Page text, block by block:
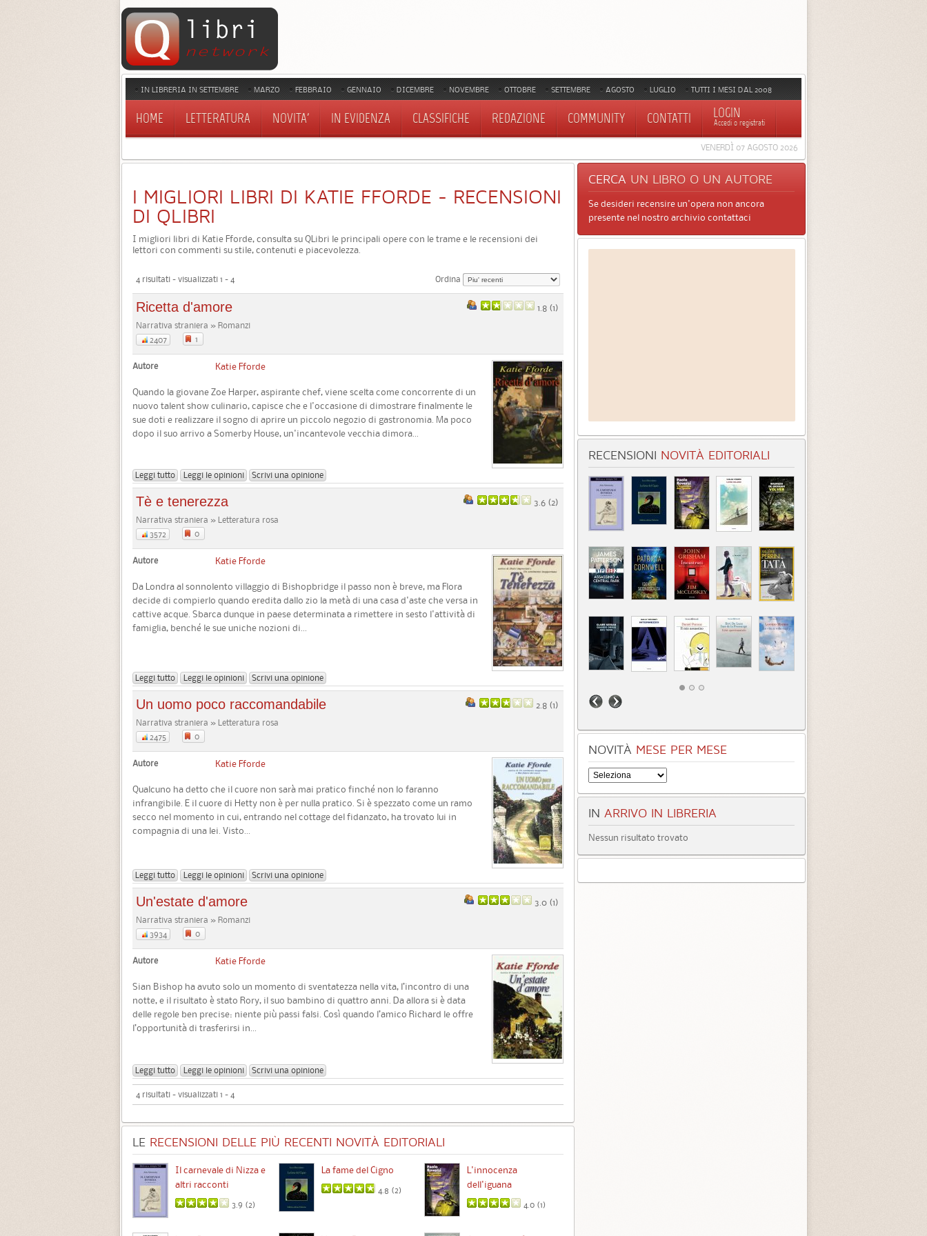
IN LIBRERIA IN SETTEMBRE MARZO FEBBRAIO GENNAIO DICEMBRE NOVEMBRE OTTOBRE SETTEMBRE AGOSTO LUGLIO TUTTI I MESI DAL 2008
HOME LETTERATURA NOVITA' IN EVIDENZA CLASSIFICHE REDAZIONE COMMUNITY CONTATTI LOGIN
Accedi o registrati
VENERDÌ 07 AGOSTO 2026
I MIGLIORI LIBRI DI KATIE FFORDE - RECENSIONI
DI QLIBRI
I migliori libri di Katie Fforde, consulta su QLibri le principali opere con le trame e le recensioni dei
lettori con commenti su stile, contenuti e piacevolezza.
4 risultati - visualizzati 1 - 4 Ordina
1.8 (1)
Ricetta d'amore
Narrativa straniera » Romanzi
2407
1
Autore Katie Fforde
Quando la giovane Zoe Harper, aspirante chef, viene scelta come concorrente di un
nuovo talent show culinario, capisce che e l'occasione di dimostrare finalmente le
sue doti e realizzare il sogno di aprire un piccolo negozio di gastronomia. Ma poco
dopo il suo arrivo a Somerby House, un'incantevole vecchia dimora...
Leggi tutto Leggi le opinioni Scrivi una opinione
3.6 (2)
Tè e tenerezza
Narrativa straniera » Letteratura rosa
3572
0
Autore Katie Fforde
Da Londra al sonnolento villaggio di Bishopbridge il passo non è breve, ma Flora
decide di compierlo quando eredita dallo zio la metà di una casa d'aste che versa in
cattive acque. Sbarca dunque in paese determinata a rimettere in sesto l'attività di
famiglia, benché le sue uniche nozioni di...
Leggi tutto Leggi le opinioni Scrivi una opinione
2.8 (1)
Un uomo poco raccomandabile
Narrativa straniera » Letteratura rosa
2475
0
Autore Katie Fforde
Qualcuno ha detto che il cuore non sarà mai pratico finché non lo faranno
infrangibile. E il cuore di Hetty non è per nulla pratico. Si è spezzato come un ramo
secco nel momento in cui, entrando nel cottage del fidanzato, ha trovato lui in
compagnia di una lei. Visto...
Leggi tutto Leggi le opinioni Scrivi una opinione
3.0 (1)
Un'estate d'amore
Narrativa straniera » Romanzi
3934
0
Autore Katie Fforde
Sian Bishop ha avuto solo un momento di sventatezza nella vita, l’incontro di una
notte, e il risultato è stato Rory, il suo bambino di quattro anni. Da allora si è data
delle regole ben precise: niente più passi falsi. Così quando l’amico Richard le offre
l’opportunità di trasferirsi in...
Leggi tutto Leggi le opinioni Scrivi una opinione
4 risultati - visualizzati 1 - 4
LE RECENSIONI DELLE PIÙ RECENTI NOVITÀ EDITORIALI
Il carnevale di Nizza e
altri racconti
3.9 (2)
La fame del Cigno
4.8 (2)
L'innocenza
dell'iguana
4.0 (1)
CERCA UN LIBRO O UN AUTORE
Se desideri recensire un'opera non ancora
presente nel nostro archivio contattaci
RECENSIONI NOVITÀ EDITORIALI
NOVITÀ MESE PER MESE
IN ARRIVO IN LIBRERIA
Nessun risultato trovato